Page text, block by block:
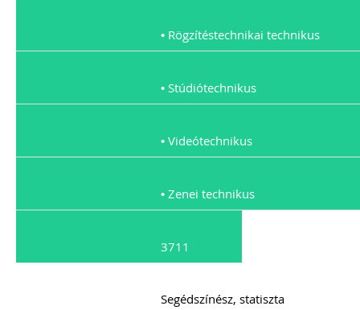
• Rögzítéstechnikai technikus
• Stúdiótechnikus
• Videótechnikus
• Zenei technikus
3711
Segédszínész, statiszta